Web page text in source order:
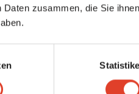
zusammen, die Sie